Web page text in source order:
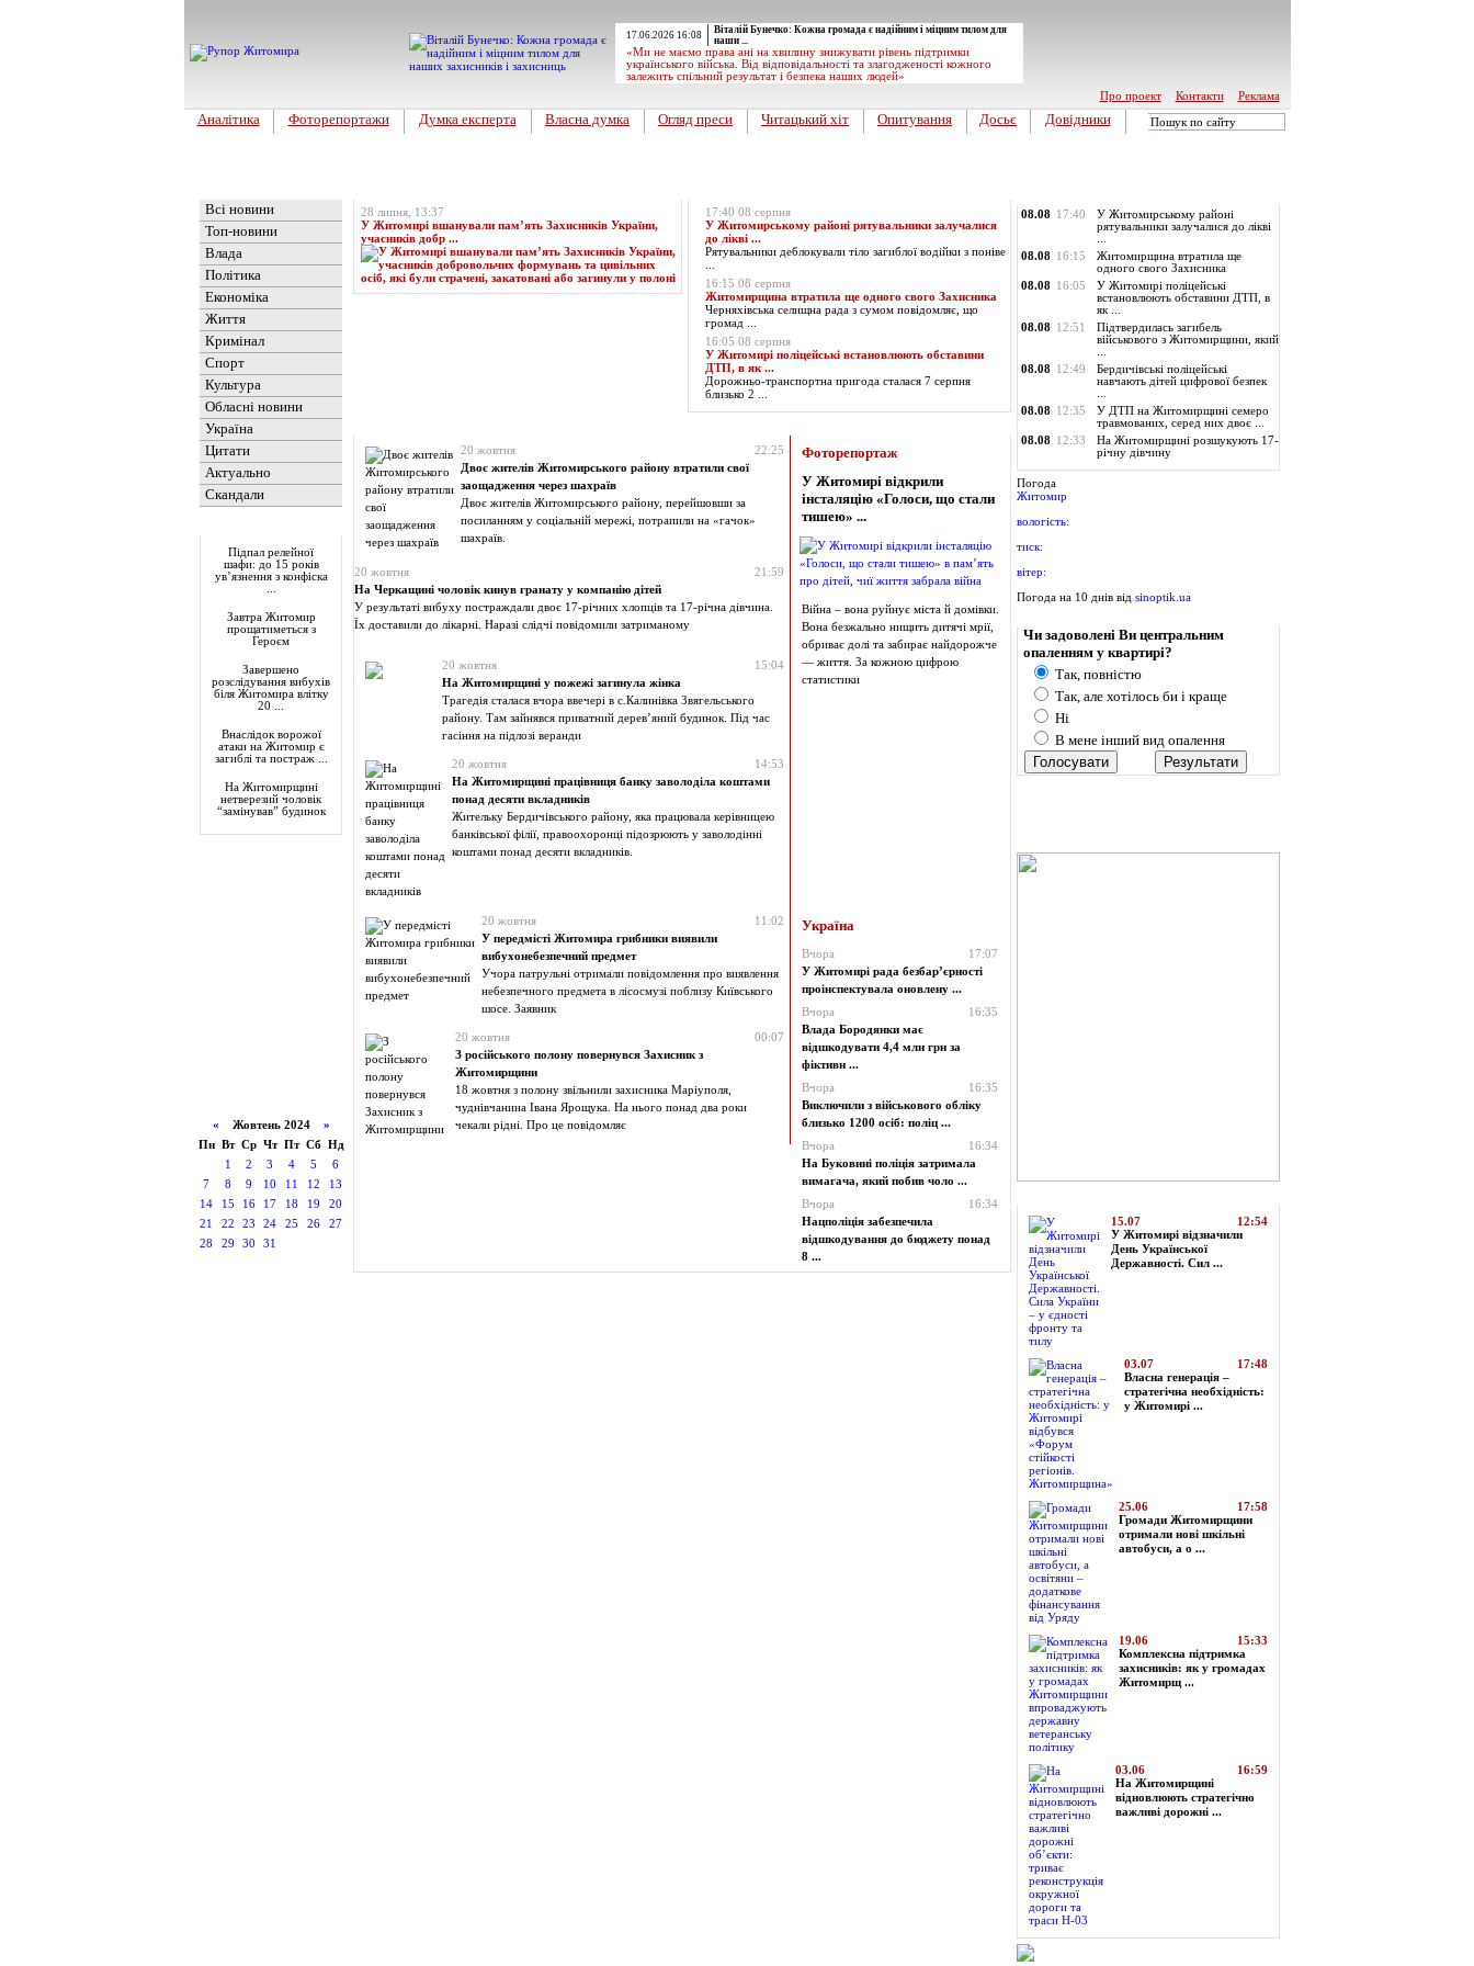
17.06.2026 16:08
Віталій Бунечко: Кожна громада є надійним і міцним тилом для
наши ...
«Ми не маємо права ані на хвилину знижувати рівень підтримки
українського війська. Від відповідальності та злагодженості кожного
залежить спільний результат і безпека наших людей»
Про проект
Контакти Реклама
Аналітика Фоторепортажи Думка експерта Власна думка Огляд преси Читацький хіт Опитування Досьє Довідники
Всі новини
Топ-новини
Влада
Політика
Економіка
Життя
Кримінал
Спорт
Культура
Обласні новини
Україна
Цитати
Актуально
Скандали
Підпал релейної
шафи: до 15 років
ув’язнення з конфіска
Завтра Житомир
прощатиметься з
Героєм
Завершено
розслідування вибухів
біля Житомира влітку
20 ...
Внаслідок ворожої
атаки на Житомир є
загиблі та постраж ...
На Житомирщині
нетверезий чоловік
“замінував” будинок
« Жовтень 2024 »
Пн Вт Ср Чт Пт Сб Нд
1
2 3 4 5
6
7
8 9 10 11 12
13
14
15 16 17 18 19
20
21
22 23 24 25 26
27
28
29 30 31
28 липня, 13:37
У Житомирі вшанували пам’ять Захисників України,
учасників добр ...
17:40 08 серпня
У Житомирському районі рятувальники залучалися
до лікві ...
Рятувальники деблокували тіло загиблої водійки з поніве
16:15 08 серпня
Житомирщина втратила ще одного свого Захисника
Черняхівська селищна рада з сумом повідомляє, що
громад ...
16:05 08 серпня
У Житомирі поліцейські встановлюють обставини
ДТП, в як ...
Дорожньо-транспортна пригода сталася 7 серпня
близько 2 ...
20 жовтня
22:25
Двоє жителів Житомирського району втратили свої
заощадження через шахраїв
Двоє жителів Житомирського району, перейшовши за
посиланням у соціальній мережі, потрапили на «гачок»
шахраїв.
Фоторепортаж
У Житомирі відкрили
інсталяцію «Голоси, що стали
тишею» ...
Війна – вона руйнує міста й домівки.
Вона безжально нищить дитячі мрії,
обриває долі та забирає найдорожче
— життя. За кожною цифрою
статистики
20 жовтня
21:59
На Черкащині чоловік кинув гранату у компанію дітей
У результаті вибуху постраждали двоє 17-річних хлопців та 17-річна дівчина.
Їх доставили до лікарні. Наразі слідчі повідомили затриманому
20 жовтня
15:04
На Житомирщині у пожежі загинула жінка
Трагедія сталася вчора ввечері в с.Калинівка Звягельського
району. Там зайнявся приватний дерев’яний будинок. Під час
гасіння на підлозі веранди
20 жовтня
14:53
На Житомирщині працівниця банку заволоділа коштами
понад десяти вкладників
Жительку Бердичівського району, яка працювала керівницею
банківської філії, правоохоронці підозрюють у заволодінні
коштами понад десяти вкладників.
20 жовтня
11:02
У передмісті Житомира грибники виявили
вибухонебезпечний предмет
Учора патрульні отримали повідомлення про виявлення
небезпечного предмета в лісосмузі поблизу Київського
шосе. Заявник
Україна
Вчора
17:07
У Житомирі рада безбар’єрності
проінспектувала оновлену ...
Вчора
16:35
Влада Бородянки має
відшкодувати 4,4 млн грн за
фіктивн ...
Вчора
16:35
Виключили з військового обліку
близько 1200 осіб: поліц ...
Вчора
16:34
На Буковині поліція затримала
вимагача, який побив чоло ...
Вчора
16:34
Нацполіція забезпечила
відшкодування до бюджету понад
8 ...
20 жовтня
00:07
З російського полону повернувся Захисник з
Житомирщини
18 жовтня з полону звільнили захисника Маріуполя,
чуднівчанина Івана Ярощука. На нього понад два роки
чекали рідні. Про це повідомляє
08.08 17:40
У Житомирському районі
рятувальники залучалися до лікві
08.08 16:15
Житомирщина втратила ще
одного свого Захисника
08.08 16:05
У Житомирі поліцейські
встановлюють обставини ДТП, в
як ...
08.08 12:51
Підтвердилась загибель
військового з Житомирщини, який
08.08 12:49
Бердичівські поліцейські
навчають дітей цифрової безпек
08.08 12:35
У ДТП на Житомирщині семеро
травмованих, серед них двоє ...
08.08 12:33
На Житомирщині розшукують 17-
річну дівчину
Погода
Житомир
вологість:
тиск:
вітер:
Погода на 10 днів від sinoptik.ua
Чи задоволені Ви центральним
опаленням у квартирі?
Так, повністю
Так, але хотілось би і краще
Ні
В мене інший вид опалення
15.07
12:54
У Житомирі відзначили
День Української
Державності. Сил ...
03.07
17:48
Власна генерація –
стратегічна необхідність:
у Житомирі ...
25.06
17:58
Громади Житомирщини
отримали нові шкільні
автобуси, а о ...
19.06
15:33
Комплексна підтримка
захисників: як у громадах
Житомирщ ...
03.06
16:59
На Житомирщині
відновлюють стратегічно
важливі дорожні ...